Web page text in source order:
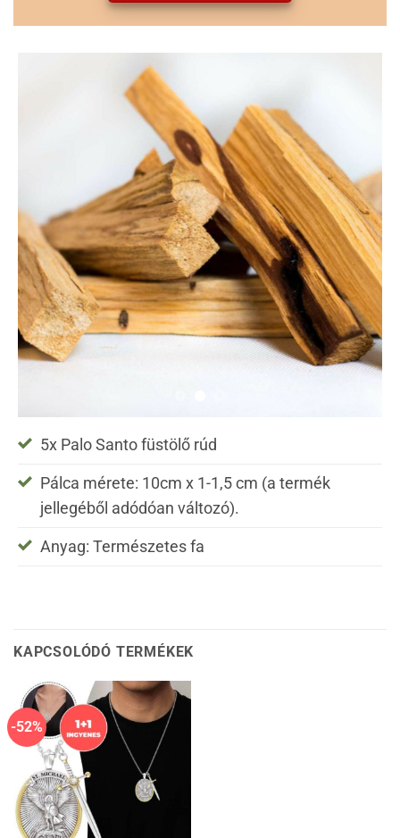
5x Palo Santo füstölő rúd
Pálca mérete: 10cm x 1-1,5 cm (a termék
jellegéből adódóan változó).
Anyag: Természetes fa
KAPCSOLÓDÓ TERMÉKEK
-52%